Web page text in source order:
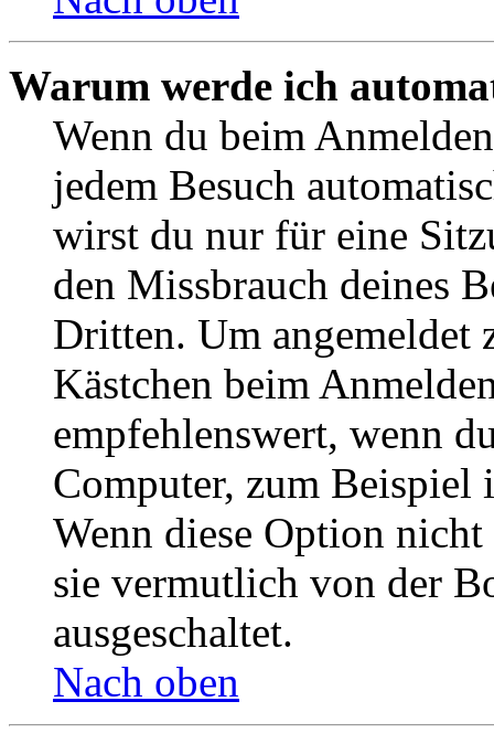
Warum werde ich
Wenn du beim
jedem Besuch
wirst du nur für eine
den Missbrauch deines
Dritten. Um angemeldet
Kästchen beim
empfehlenswert, wenn
Computer, zum Beispiel
Wenn diese Option
sie vermutlich von der
ausgeschaltet.
Nach oben